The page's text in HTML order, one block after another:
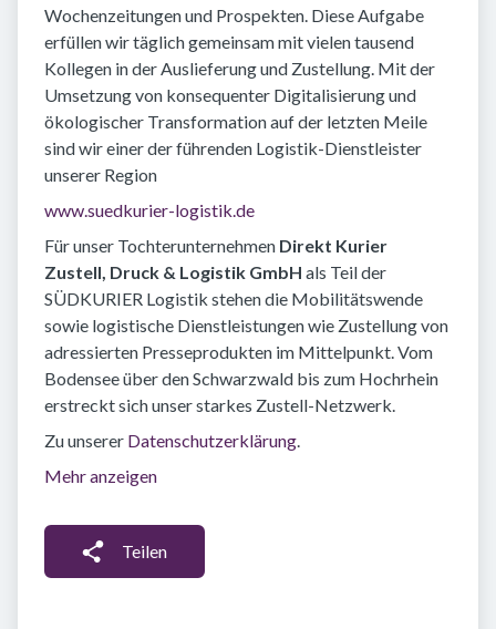
Wochenzeitungen und Prospekten. Diese Aufgabe
erfüllen wir täglich gemeinsam mit vielen tausend
Kollegen in der Auslieferung und Zustellung. Mit der
Umsetzung von konsequenter Digitalisierung und
ökologischer Transformation auf der letzten Meile
sind wir einer der führenden Logistik-Dienstleister
unserer Region
www.suedkurier-logistik.de
Für unser Tochterunternehmen Direkt Kurier
Zustell, Druck & Logistik GmbH als Teil der
SÜDKURIER Logistik stehen die Mobilitätswende
sowie logistische Dienstleistungen wie Zustellung von
adressierten Presseprodukten im Mittelpunkt. Vom
Bodensee über den Schwarzwald bis zum Hochrhein
erstreckt sich unser starkes Zustell-Netzwerk.
Zu unserer Datenschutzerklärung.
Mehr anzeigen
Teilen